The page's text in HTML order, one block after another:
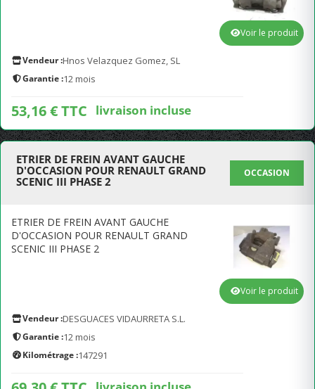
Vendeur :Hnos Velazquez Gomez, SL
Garantie :12 mois
53,16 € TTC livraison incluse
Voir le produit
ETRIER DE FREIN AVANT GAUCHE
D'OCCASION POUR RENAULT GRAND
SCENIC III PHASE 2
OCCASION
ETRIER DE FREIN AVANT GAUCHE
D'OCCASION POUR RENAULT GRAND
SCENIC III PHASE 2
Vendeur :DESGUACES VIDAURRETA S.L.
Garantie :12 mois
Kilométrage :147291
Voir le produit